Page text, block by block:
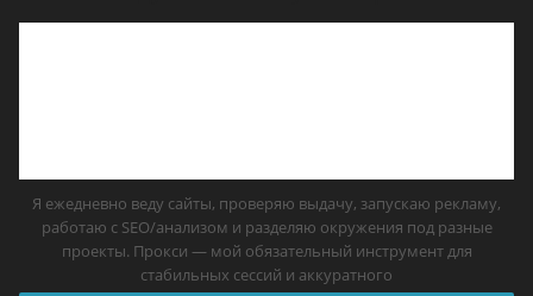
Я ежедневно веду сайты, проверяю выдачу, запускаю рекламу,
работаю с SEO/анализом и разделяю окружения под разные
проекты. Прокси — мой обязательный инструмент для
стабильных сессий и аккуратного